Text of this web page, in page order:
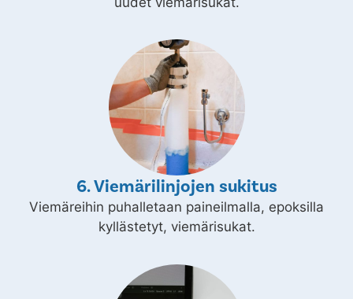
6. Viemärilinjojen sukitus
Viemäreihin puhalletaan paineilmalla, epoksilla
kyllästetyt, viemärisukat.